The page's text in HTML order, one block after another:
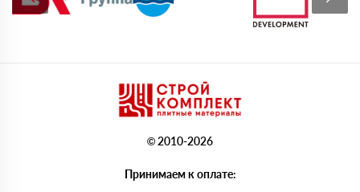
© 2010-2026
Принимаем к оплате: